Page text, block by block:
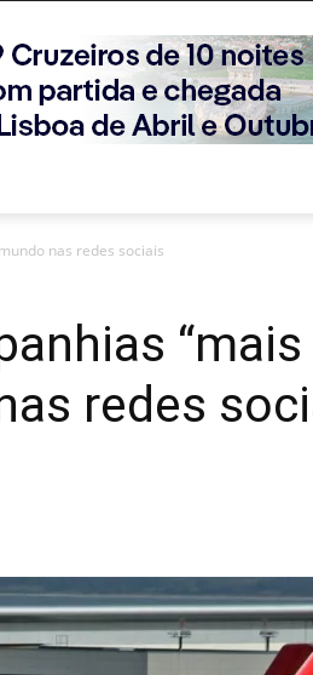
nas redes sociais
“mais
redes